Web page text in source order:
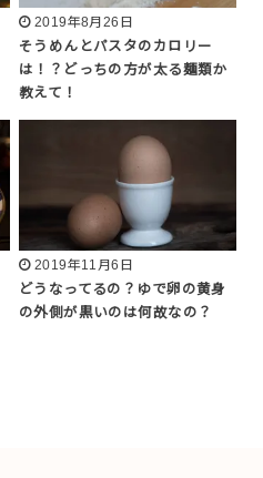
2019年8月26日
そうめんとパスタのカロリー
は！？どっちの方が太る麺類か
教えて！
2019年11月6日
どうなってるの？ゆで卵の黄身
の外側が黒いのは何故なの？